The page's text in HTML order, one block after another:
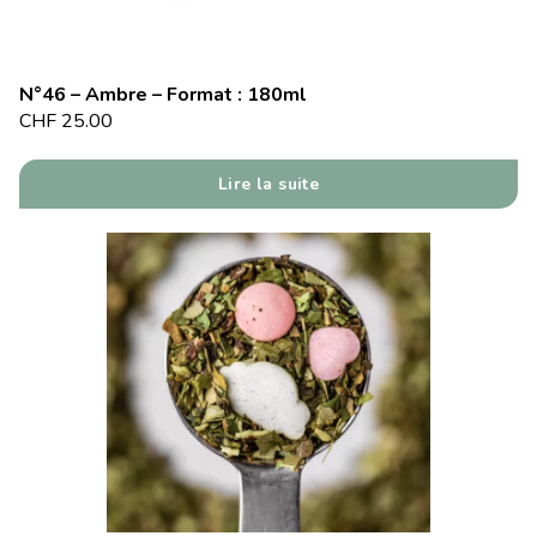
N°46 – Ambre – Format : 180ml
CHF 25.00
Lire la suite